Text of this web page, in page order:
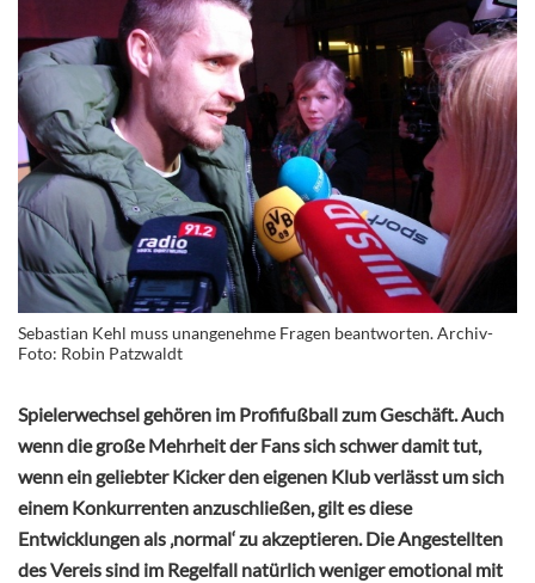
Sebastian Kehl muss unangenehme Fragen beantworten. Archiv-
Foto: Robin Patzwaldt
Spielerwechsel gehören im Profifußball zum Geschäft. Auch
wenn die große Mehrheit der Fans sich schwer damit tut,
wenn ein geliebter Kicker den eigenen Klub verlässt um sich
einem Konkurrenten anzuschließen, gilt es diese
Entwicklungen als ‚normal‘ zu akzeptieren. Die Angestellten
des Vereis sind im Regelfall natürlich weniger emotional mit